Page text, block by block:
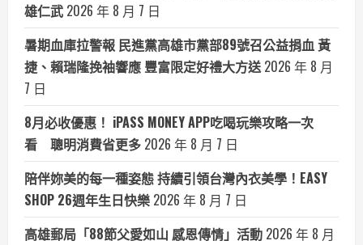
雄仁武 2026 年 8 月 7 日
暑期血庫拉警報 民進黨高雄市黨部89號召公益捐血 黃
捷、賴瑞隆挽袖響應 豐富限定好禮大方送 2026 年 8 月
7 日
8月必收優惠！ iPASS MONEY APP吃喝玩樂攻略一次
看 聰明消費省更多 2026 年 8 月 7 日
陪伴妳美的每一種姿態 持續引領台灣內衣美學！EASY
SHOP 26週年生日快樂 2026 年 8 月 7 日
高雄郵局「88節父愛如山 感恩傳情」活動 2026 年 8 月